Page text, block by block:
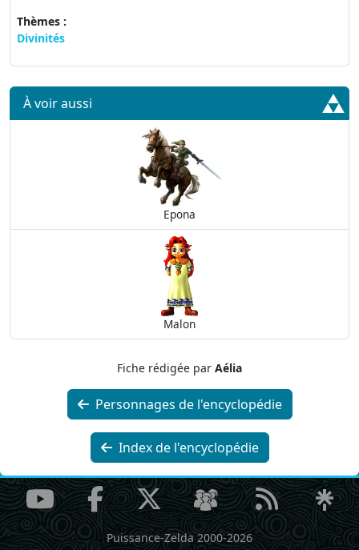
Thèmes :
Divinités
À voir aussi
Epona
Malon
Fiche rédigée par Aélia
Personnages de l'encyclopédie
Index de l'encyclopédie
Puissance-Zelda 2000-2026